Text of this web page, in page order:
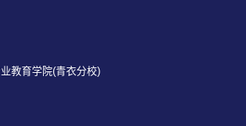
教育学院(青衣分校)